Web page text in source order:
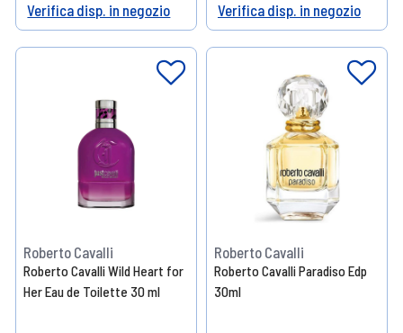
Help
Verifica disp. in negozio
Help
Verifica disp. in negozio
Roberto Cavalli
Roberto Cavalli Wild Heart for
Her Eau de Toilette 30 ml
Roberto Cavalli
Roberto Cavalli Paradiso Edp
30ml